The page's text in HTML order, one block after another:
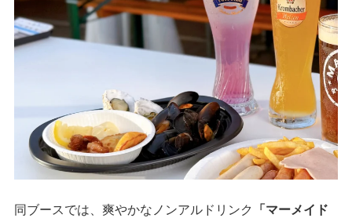
同ブースでは、爽やかなノンアルドリンク
「マーメイド